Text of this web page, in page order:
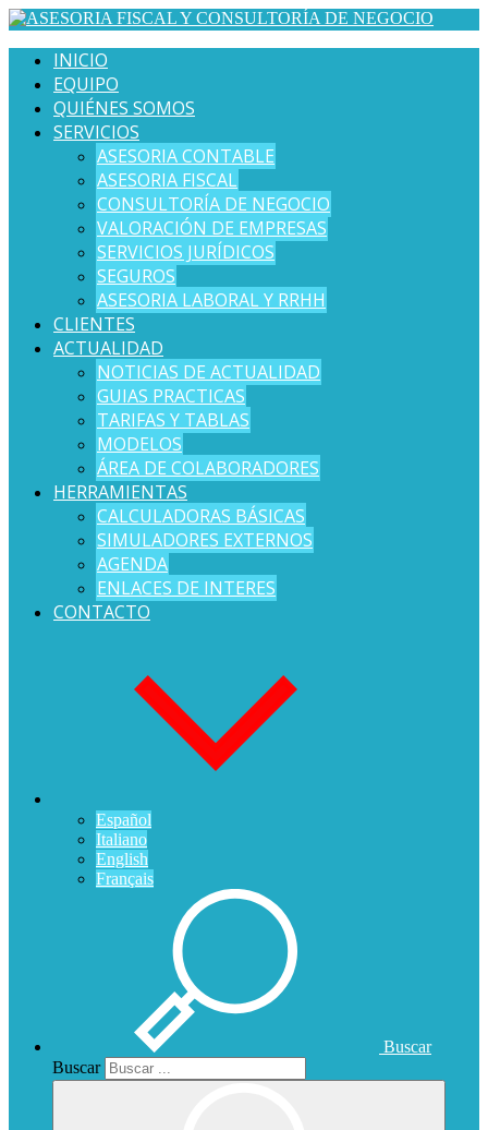
INICIO
EQUIPO
QUIÉNES SOMOS
SERVICIOS
ASESORIA CONTABLE
ASESORIA FISCAL
CONSULTORÍA DE NEGOCIO
VALORACIÓN DE EMPRESAS
SERVICIOS JURÍDICOS
SEGUROS
ASESORIA LABORAL Y RRHH
CLIENTES
ACTUALIDAD
NOTICIAS DE ACTUALIDAD
GUIAS PRACTICAS
TARIFAS Y TABLAS
MODELOS
ÁREA DE COLABORADORES
HERRAMIENTAS
CALCULADORAS BÁSICAS
SIMULADORES EXTERNOS
AGENDA
ENLACES DE INTERES
CONTACTO
Español
Italiano
English
Français
Buscar
Buscar